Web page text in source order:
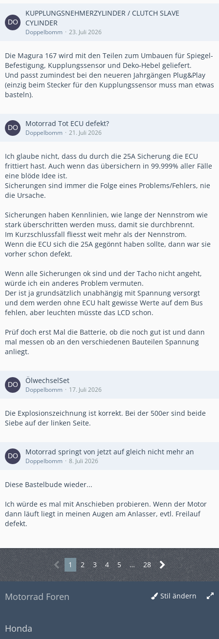
KUPPLUNGSNEHMERZYLINDER / CLUTCH SLAVE
CYLINDER
Doppelbomm 23. Juli 2026
Die Magura 167 wird mit den Teilen zum Umbauen für Spiegel-
Befestigung, Kupplungssensor und Deko-Hebel geliefert.
Und passt zumindest bei den neueren Jahrgängen Plug&Play
(einzig beim Stecker für den Kupplungssensor muss man etwas
basteln).
Motorrad Tot ECU defekt?
Doppelbomm 21. Juli 2026
Ich glaube nicht, dass du durch die 25A Sicherung die ECU
frittiert hast. Auch wenn das übersichern in 99.999% aller Fälle
eine blöde Idee ist.
Sicherungen sind immer die Folge eines Problems/Fehlers, nie
die Ursache.
Sicherungen haben Kennlinien, wie lange der Nennstrom wie
stark überschritten werden muss, damit sie durchbrennt.
Im Kurzschlussfall fliesst weit mehr als der Nennstrom.
Wenn die ECU sich die 25A gegönnt haben sollte, dann war sie
vorher schon defekt.
Wenn alle Sicherungen ok sind und der Tacho nicht angeht,
würde ich ein anderes Problem vermuten.
Der ist ja grundsätzlich unabhängig mit Spannung versorgt
und dem werden ohne ECU halt gewisse Werte auf dem Bus
fehlen, aber leuchten müsste das LCD schon.
Prüf doch erst Mal die Batterie, ob die noch gut ist und dann
mal messen ob an den verschiedenen Bauteilen Spannung
anliegt.
ÖlwechselSet
Doppelbomm 17. Juli 2026
Die Explosionszeichnung ist korrekt. Bei der 500er sind beide
Siebe auf der linken Seite.
Motorrad springt von jetzt auf gleich nicht mehr an
Doppelbomm 8. Juli 2026
Diese Bastelbude wieder...
Ich würde es mal mit Anschieben probieren. Wenn der Motor
dann läuft liegt in meinen Augen am Anlasser, evtl. Freilauf
defekt.
1 2 3 4 5 … 28
Stil ändern
Motorrad Foren
Honda